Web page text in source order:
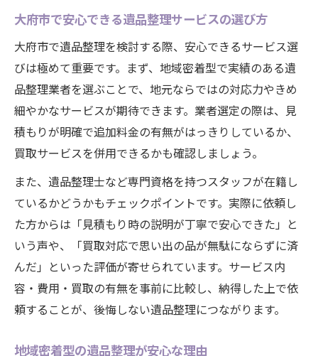
大府市で安心できる遺品整理サービスの選び方
大府市で遺品整理を検討する際、安心できるサービス選
びは極めて重要です。まず、地域密着型で実績のある遺
品整理業者を選ぶことで、地元ならではの対応力やきめ
細やかなサービスが期待できます。業者選定の際は、見
積もりが明確で追加料金の有無がはっきりしているか、
買取サービスを併用できるかも確認しましょう。
また、遺品整理士など専門資格を持つスタッフが在籍し
ているかどうかもチェックポイントです。実際に依頼し
た方からは「見積もり時の説明が丁寧で安心できた」と
いう声や、「買取対応で思い出の品が無駄にならずに済
んだ」といった評価が寄せられています。サービス内
容・費用・買取の有無を事前に比較し、納得した上で依
頼することが、後悔しない遺品整理につながります。
地域密着型の遺品整理が安心な理由